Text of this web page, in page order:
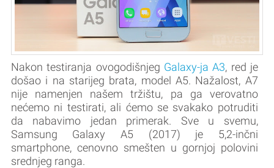
Nakon testiranja ovogodišnjeg Galaxy-ja A3, red je
došao i na starijeg brata, model A5. Nažalost, A7
nije namenjen našem tržištu, pa ga verovatno
nećemo ni testirati, ali ćemo se svakako potruditi
da nabavimo jedan primerak. Sve u svemu,
Samsung Galaxy A5 (2017) je 5,2-inčni
smartphone, cenovno smešten u gornjoj polovini
srednjeg ranga.